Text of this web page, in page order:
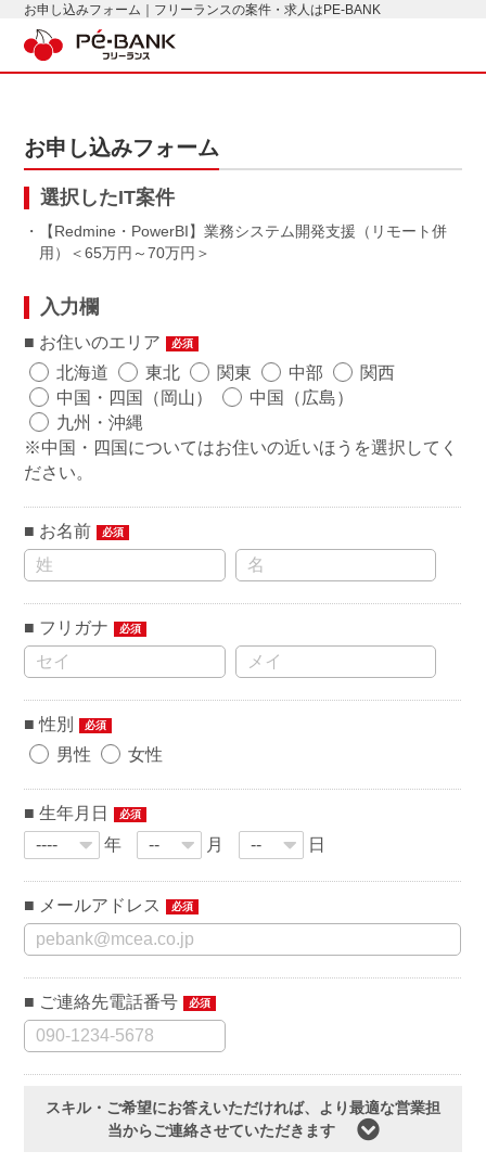
お申し込みフォーム｜フリーランスの案件・求人はPE-BANK
お申し込みフォーム
選択したIT案件
・【Redmine・PowerBI】業務システム開発支援（リモート併
用）
65万円～70万円
入力欄
お住いのエリア 必須
北海道 東北 関東 中部
関西
中国・四国（岡山）
中国（広島）
九州・沖縄
※中国・四国についてはお住いの近いほうを選択してく
ださい。
お名前 必須
フリガナ 必須
性別 必須
男性 女性
生年月日 必須
年 月 日
メールアドレス 必須
ご連絡先電話番号 必須
スキル・ご希望にお答えいただければ、より最適な営業担
当からご連絡させていただきます